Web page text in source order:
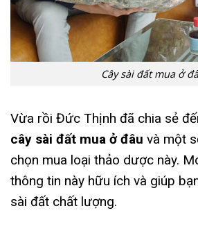
Cây sài đất mua ở
Vừa rồi Đức Thịnh đã chia sẻ
cây sài đất mua ở đâu và một
chọn mua loại thảo dược này.
thông tin này hữu ích và giúp
sài đất chất lượng.